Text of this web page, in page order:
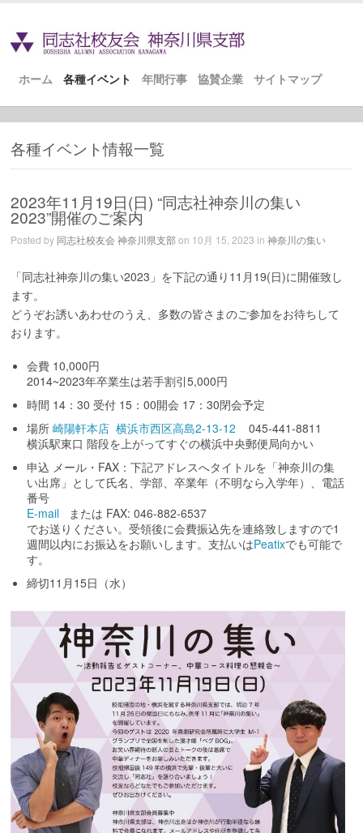
ホーム 各種イベント 年間行事 協賛企業 サイトマップ
各種イベント情報一覧
2023年11月19日(日) “同志社神奈川の集い
2023”開催のご案内
Posted by 同志社校友会 神奈川県支部on 10月 15, 2023 in神奈川の集い
「同志社神奈川の集い2023」を下記の通り11月19(日)に開催致し
ます。
どうぞお誘いあわせのうえ、多数の皆さまのご参加をお待ちして
おります。
会費 10,000円
2014~2023年卒業生は若手割引5,000円
時間 14：30 受付 15：00開会 17：30閉会予定
場所崎陽軒本店 横浜市西区高島2-13-12 045-441-8811
横浜駅東口 階段を上がってすぐの横浜中央郵便局向かい
申込 メール・FAX：下記アドレスへタイトルを「神奈川の集
い出席」として氏名、学部、卒業年（不明なら入学年）、電話
番号
E-mail または FAX: 046-882-6537
でお送りください。受領後に会費振込先を連絡致しますので1
週間以内にお振込をお願いします。支払いはPeatixでも可能で
す。
締切11月15日（水）